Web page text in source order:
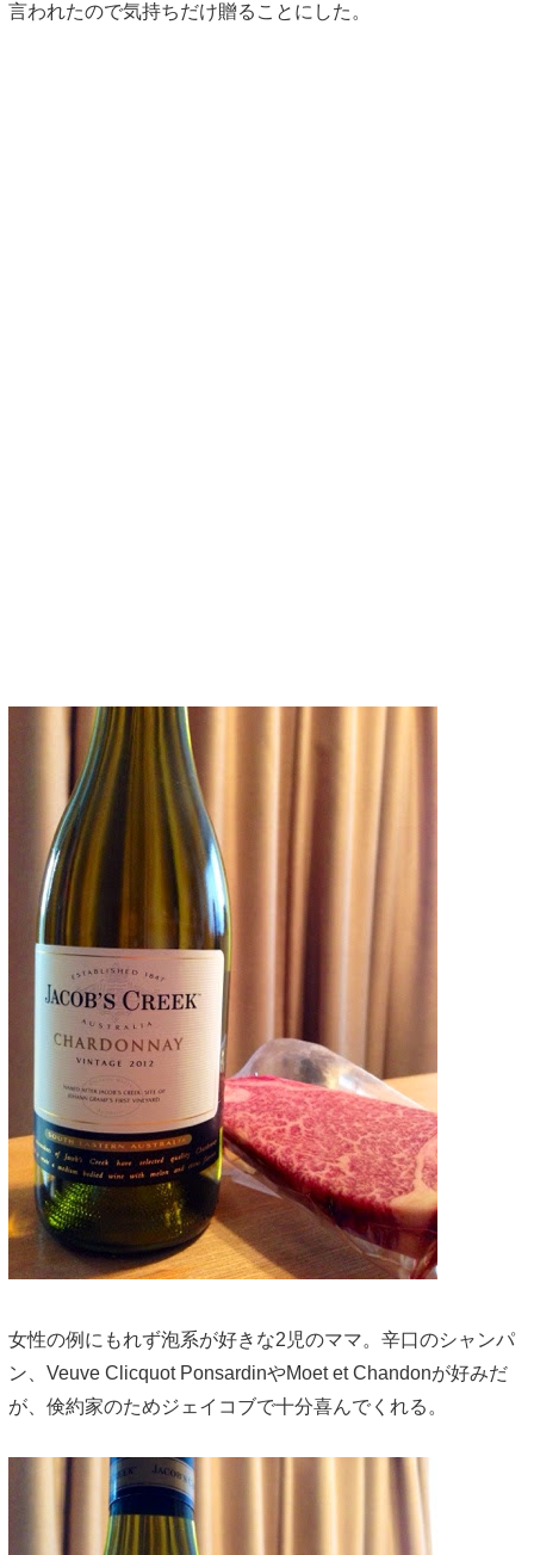
言われたので気持ちだけ贈ることにした。
女性の例にもれず泡系が好きな2児のママ。辛口のシャンパ
ン、Veuve Clicquot PonsardinやMoet et Chandonが好みだ
が、倹約家のためジェイコブで十分喜んでくれる。